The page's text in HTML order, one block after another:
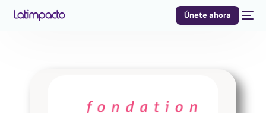
Únete ahora